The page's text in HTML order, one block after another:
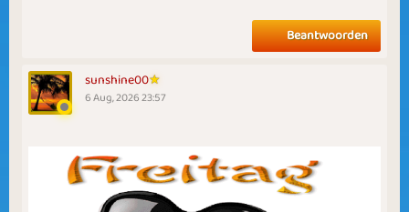
Beantwoorden
sunshine00
6 Aug, 2026 23:57